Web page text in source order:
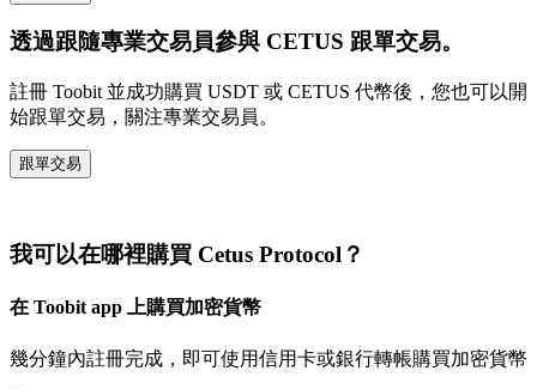
透過跟隨專業交易員參與 CETUS 跟單交易。
註冊 Toobit 並成功購買 USDT 或 CETUS 代幣後，您也可以開
始跟單交易，關注專業交易員。
跟單交易
我可以在哪裡購買 Cetus Protocol？
在 Toobit app 上購買加密貨幣
幾分鐘內註冊完成，即可使用信用卡或銀行轉帳購買加密貨幣